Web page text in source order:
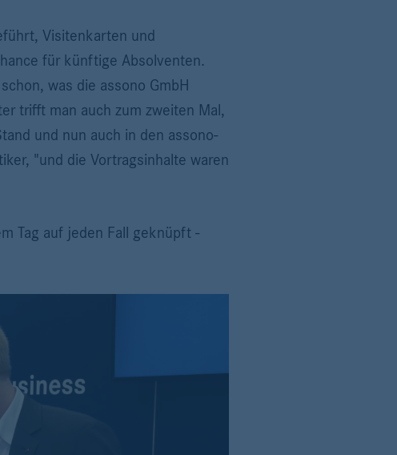
Visitenkarten und
für künftige Absolventen.
was die assono GmbH
trifft man auch zum zweiten Mal,
und nun auch in den assono-
"und die Vortragsinhalte waren
Tag auf jeden Fall geknüpft -